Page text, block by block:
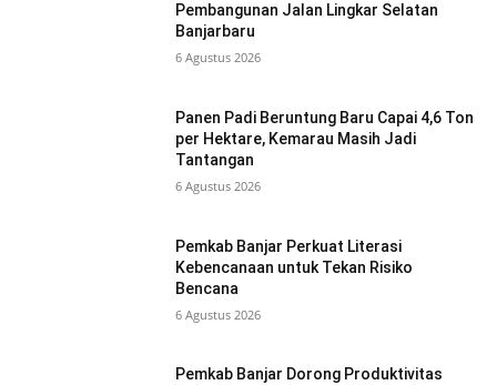
Pembangunan Jalan Lingkar Selatan
Banjarbaru
6 Agustus 2026
Panen Padi Beruntung Baru Capai 4,6 Ton
per Hektare, Kemarau Masih Jadi
Tantangan
6 Agustus 2026
Pemkab Banjar Perkuat Literasi
Kebencanaan untuk Tekan Risiko
Bencana
6 Agustus 2026
Pemkab Banjar Dorong Produktivitas